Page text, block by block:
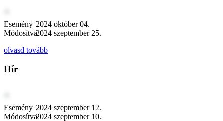
Esemény 2024 október 04.
Módosítva2024 szeptember 25.
olvasd tovább
Hír
Esemény 2024 szeptember 12.
Módosítva2024 szeptember 10.